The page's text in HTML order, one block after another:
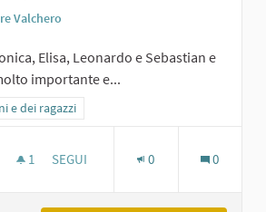
Valchero
Elisa, Leonardo e Sebastian e
importante e...
I luoghi dei giovani e dei ragazzi
e dei ragazzi
1 1 SOSTENITORI
SEGUI 0 0